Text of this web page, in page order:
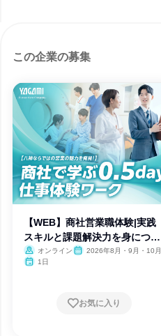
この企業の募集
【WEB】商社営業職体験|実践
スキルと課題解決力を身につけ
る
オンライン
2026年8月・9月・10月
1日
お気に入り